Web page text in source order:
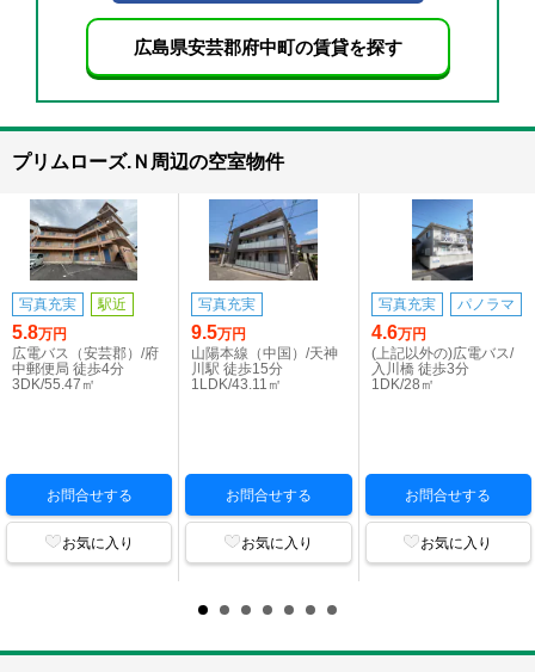
広島県安芸郡府中町の賃貸を探す
プリムローズ.Ｎ周辺の空室物件
写真充実 駅近
5.8万円
広電バス（安芸郡）/府
中郵便局 徒歩4分
3DK/55.47㎡
お問合せする
お気に入り
写真充実
9.5万円
山陽本線（中国）/天神
川駅 徒歩15分
1LDK/43.11㎡
お問合せする
お気に入り
写真充実 パノラマ
4.6万円
(上記以外の)広電バス/
入川橋 徒歩3分
1DK/28㎡
お問合せする
お気に入り